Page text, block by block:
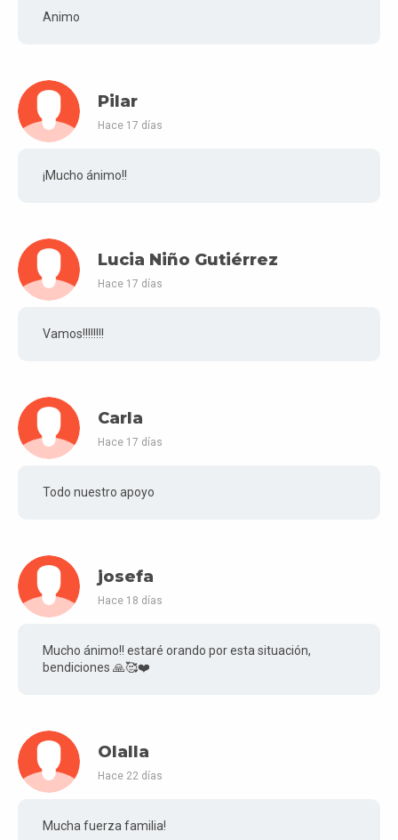
Animo
Pilar
Hace 17 días
¡Mucho ánimo!!
Lucia Niño Gutiérrez
Hace 17 días
Vamos!!!!!!!!
Carla
Hace 17 días
Todo nuestro apoyo
josefa
Hace 18 días
Mucho ánimo!! estaré orando por esta situación,
bendiciones 🙏🥰❤️
Olalla
Hace 22 días
Mucha fuerza familia!